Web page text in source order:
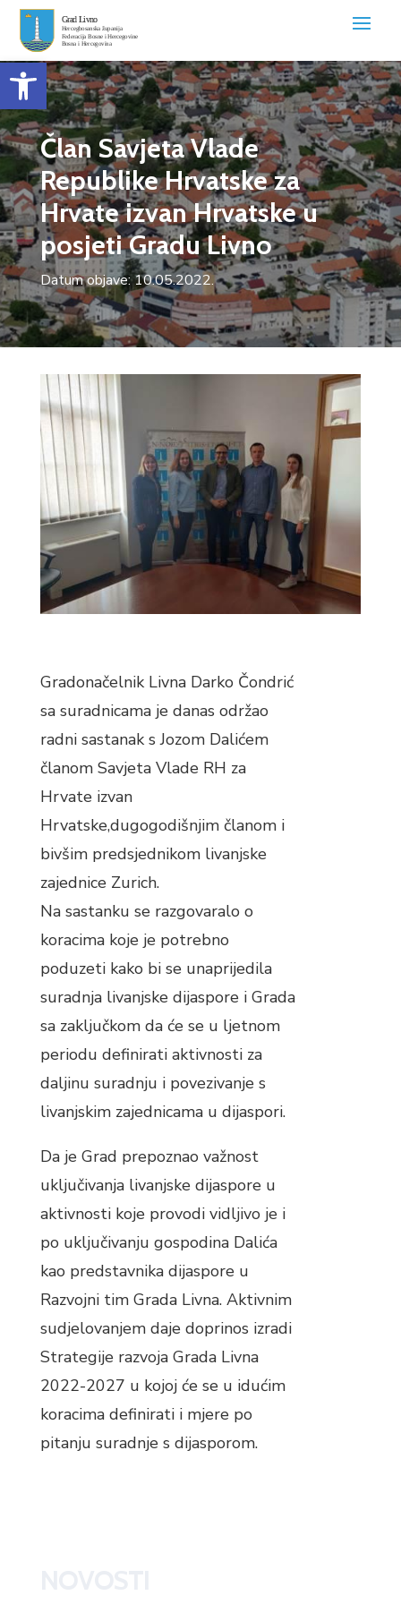
Open toolbar
Član Savjeta Vlade
Republike Hrvatske za
Hrvate izvan Hrvatske u
posjeti Gradu Livno
Datum objave: 10.05.2022.
Gradonačelnik Livna Darko Čondrić
sa suradnicama je danas održao
radni sastanak s Jozom Dalićem
članom Savjeta Vlade RH za
Hrvate izvan
Hrvatske,dugogodišnjim članom i
bivšim predsjednikom livanjske
zajednice Zurich.
Na sastanku se razgovaralo o
koracima koje je potrebno
poduzeti kako bi se unaprijedila
suradnja livanjske dijaspore i Grada
sa zaključkom da će se u ljetnom
periodu definirati aktivnosti za
daljinu suradnju i povezivanje s
livanjskim zajednicama u dijaspori.
Da je Grad prepoznao važnost
uključivanja livanjske dijaspore u
aktivnosti koje provodi vidljivo je i
po uključivanju gospodina Dalića
kao predstavnika dijaspore u
Razvojni tim Grada Livna. Aktivnim
sudjelovanjem daje doprinos izradi
Strategije razvoja Grada Livna
2022-2027 u kojoj će se u idućim
koracima definirati i mjere po
pitanju suradnje s dijasporom.